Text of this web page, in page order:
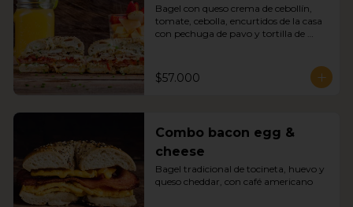
Bagel con queso crema de cebollín,
tomate, cebolla, encurtidos de la casa
con pechuga de pavo y tortilla de
$57.000
Combo bacon egg &
cheese
Bagel tradicional de tocineta, huevo y
queso cheddar, con café americano